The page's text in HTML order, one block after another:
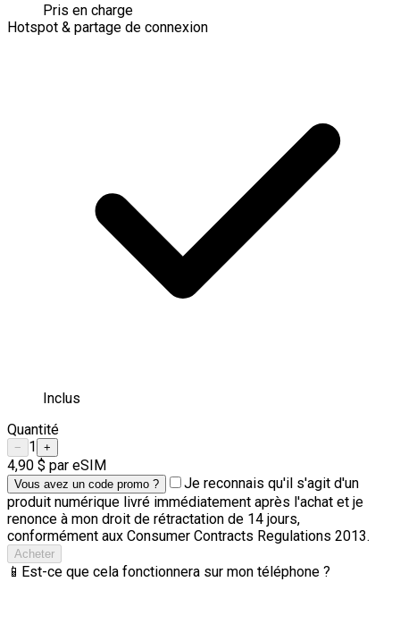
Pris en charge
Hotspot & partage de connexion
Inclus
Quantité
− 1 +
4,90 $ par eSIM
Vous avez un code promo ?
Je reconnais qu'il s'agit d'un
produit numérique livré immédiatement après l'achat et je
renonce à mon droit de rétractation de 14 jours,
conformément aux Consumer Contracts Regulations 2013.
Acheter
📱 Est-ce que cela fonctionnera sur mon téléphone ?